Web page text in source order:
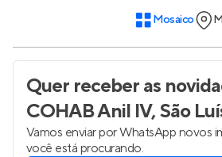
Mosaico
Quer receber as
COHAB Anil IV, São
Vamos enviar por WhatsApp novos
você está procurando.